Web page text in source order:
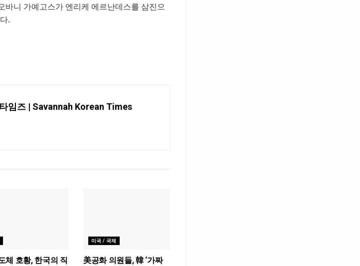
바니 가예고스가 엔리케 에르난데스를 삼진으
.
임즈 | Savannah Korean Times
체 호황, 한국의 직
미국 / 국제
美공화 의원들, 韓 ‘가짜